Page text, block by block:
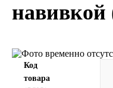
UNIX
Код
товара